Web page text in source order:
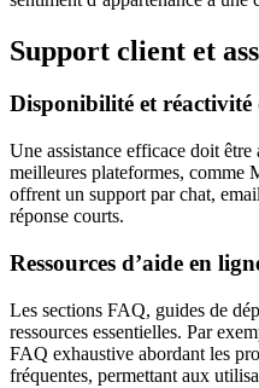
Support client et
Disponibilité et réactivité
Une assistance efficace doit
meilleures plateformes,
offrent un support par chat,
réponse courts.
Ressources d’aide en
Les sections FAQ, guides de
ressources essentielles. Par
FAQ exhaustive abordant les
fréquentes, permettant aux